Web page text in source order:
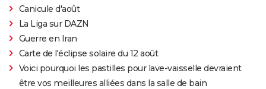
Canicule d'août
La Liga sur DAZN
Guerre en Iran
Carte de l'éclipse solaire du 12 août
Voici pourquoi les pastilles pour lave-vaisselle devraient
être vos meilleures alliées dans la salle de bain